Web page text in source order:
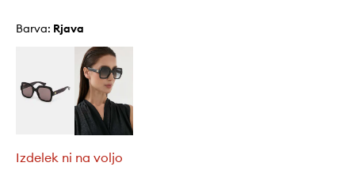
Barva: rjava
Izdelek ni na voljo